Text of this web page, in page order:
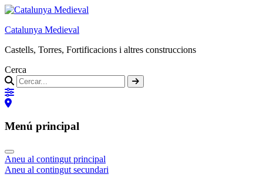
Catalunya Medieval
Castells, Torres, Fortificacions i altres construccions
Cerca
Menú principal
Aneu al contingut principal
Aneu al contingut secundari